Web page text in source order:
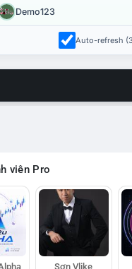
Demo123
Auto-refresh
viên Pro
Sơn Vlike